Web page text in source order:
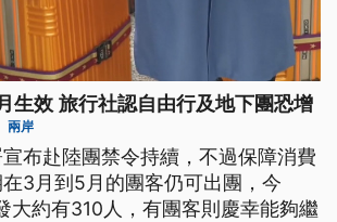
生效 旅行社認自由行及地下團恐增
兩岸
布赴陸團禁令持續，不過保障消費
3月到5月的團客仍可出團，今
大約有310人，有團客則慶幸能夠繼